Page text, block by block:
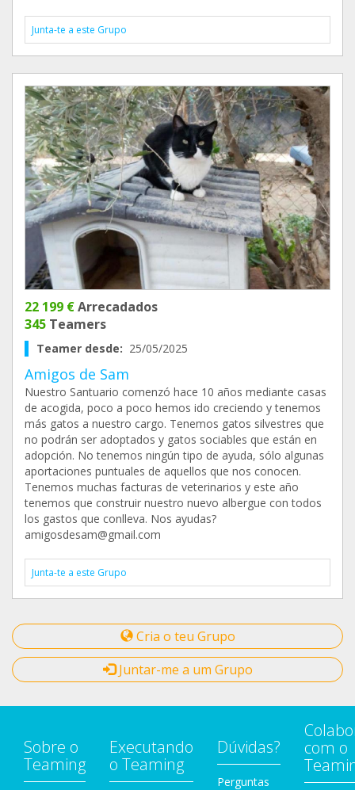
Junta-te a este Grupo
22 199 €Arrecadados
345 Teamers
Teamer desde: 25/05/2025
Amigos de Sam
Nuestro Santuario comenzó hace 10 años mediante casas
de acogida, poco a poco hemos ido creciendo y tenemos
más gatos a nuestro cargo. Tenemos gatos silvestres que
no podrán ser adoptados y gatos sociables que están en
adopción. No tenemos ningún tipo de ayuda, sólo algunas
aportaciones puntuales de aquellos que nos conocen.
Tenemos muchas facturas de veterinarios y este año
tenemos que construir nuestro nuevo albergue con todos
los gastos que conlleva. Nos ayudas?
amigosdesam@gmail.com
Junta-te a este Grupo
Cria o teu Grupo
Juntar-me a um Grupo
Sobre o
Teaming
Executando
o Teaming
Dúvidas?
Perguntas
com o